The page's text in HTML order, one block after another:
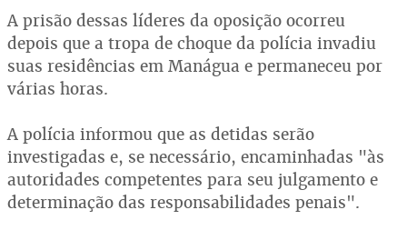
A prisão dessas líderes da oposição ocorreu
depois que a tropa de choque da polícia invadiu
suas residências em Manágua e permaneceu por
várias horas.
A polícia informou que as detidas serão
investigadas e, se necessário, encaminhadas "às
autoridades competentes para seu julgamento e
determinação das responsabilidades penais".